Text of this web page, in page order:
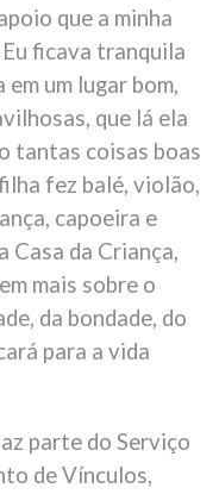
que a minha
ficava tranquila
um lugar bom,
que lá ela
tantas coisas boas
fez balé, violão,
capoeira e
Casa da Criança,
mais sobre o
da bondade, do
para a vida
parte do Serviço
de Vínculos,